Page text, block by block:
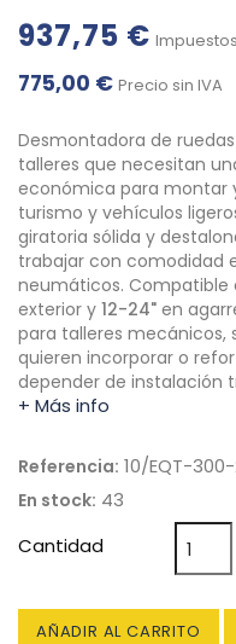
937,75 €
775,00 € Precio sin IVA
Desmontadora de
talleres que necesitan
económica para montar
turismo y vehículos
giratoria sólida y
trabajar con comodidad
neumáticos. Compatible
exterior y 12-24" en
para talleres mecánicos,
quieren incorporar o
depender de instalación
+ Más info
Referencia: 10/EQT-
En stock: 43
Cantidad
AÑADIR AL CARRITO